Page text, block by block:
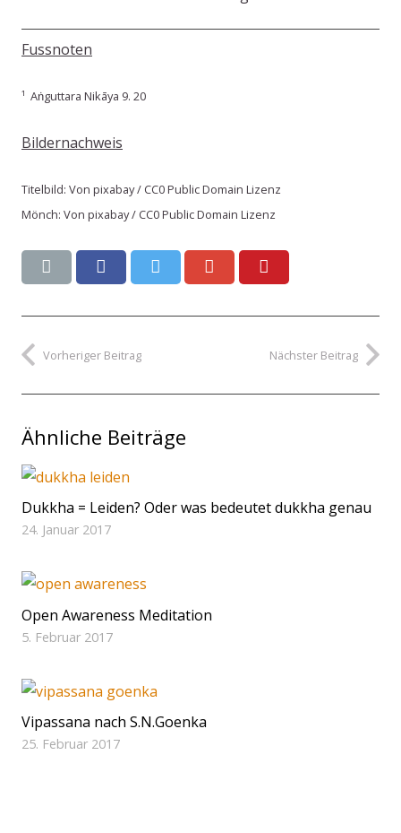
Fussnoten
¹ Aṅguttara Nikāya 9. 20
Bildernachweis
Titelbild: Von pixabay / CC0 Public Domain Lizenz
Mönch: Von pixabay / CC0 Public Domain Lizenz
Vorheriger Beitrag Nächster Beitrag
Ähnliche Beiträge
Dukkha = Leiden? Oder was bedeutet dukkha genau
24. Januar 2017
Open Awareness Meditation
5. Februar 2017
Vipassana nach S.N.Goenka
25. Februar 2017